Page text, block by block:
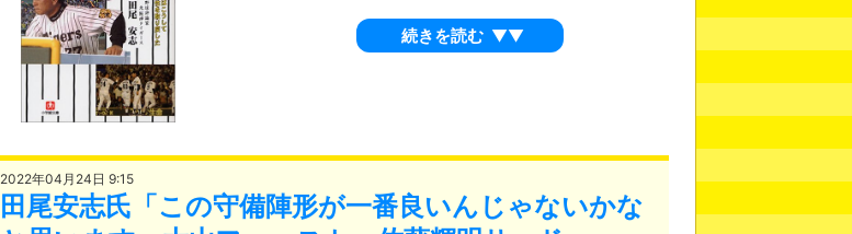
続きを読む ▼▼
2022年04月24日 9:15
田尾安志氏「この守備陣形が一番良いんじゃないかな